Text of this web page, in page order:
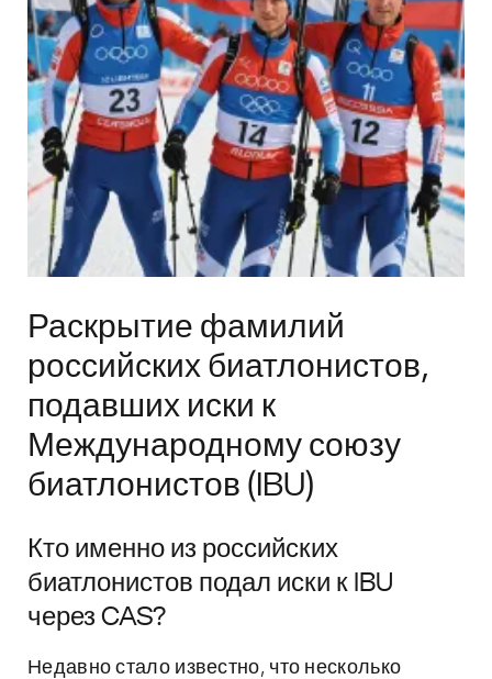
Раскрытие фамилий
российских биатлонистов,
подавших иски к
Международному союзу
биатлонистов (IBU)
Кто именно из российских
биатлонистов подал иски к IBU
через CAS?
Недавно стало известно, что несколько